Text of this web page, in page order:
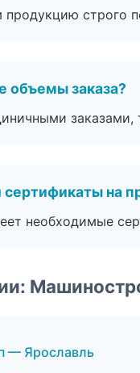
продукцию строго
объемы заказа?
сертификаты на
необходимые
— Ярославль